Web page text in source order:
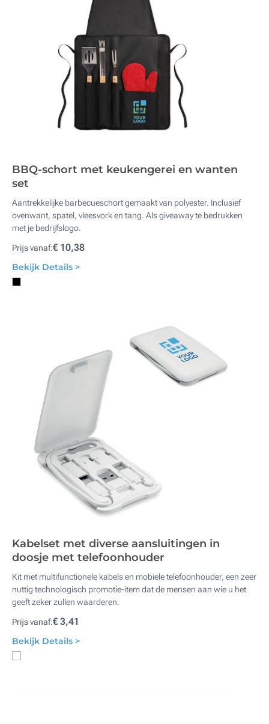
BBQ-schort met keukengerei en wanten
set
Aantrekkelijke barbecueschort gemaakt van polyester. Inclusief
ovenwant, spatel, vleesvork en tang. Als giveaway te bedrukken
met je bedrijfslogo.
Prijs vanaf:€ 10,38
Bekijk Details >
Kabelset met diverse aansluitingen in
doosje met telefoonhouder
Kit met multifunctionele kabels en mobiele telefoonhouder, een zeer
nuttig technologisch promotie-item dat de mensen aan wie u het
geeft zeker zullen waarderen.
Prijs vanaf:€ 3,41
Bekijk Details >